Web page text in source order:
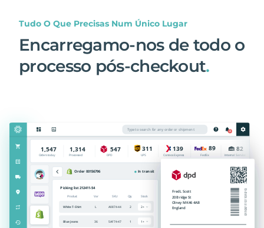
Tudo O Que Precisas Num Único Lugar
Encarregamo-nos de todo o
processo pós-checkout.